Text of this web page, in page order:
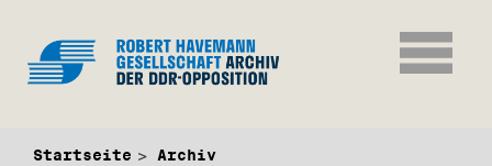
Startseite Archiv